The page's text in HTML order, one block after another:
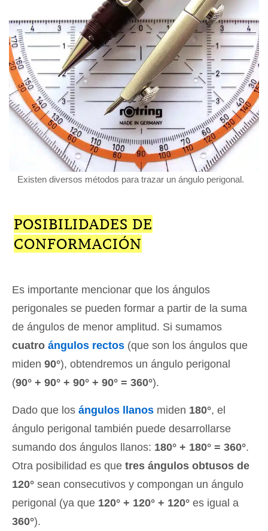
Existen diversos métodos para trazar un ángulo perigonal.
POSIBILIDADES DE
CONFORMACIÓN
Es importante mencionar que los ángulos
perigonales se pueden formar a partir de la suma
de ángulos de menor amplitud. Si sumamos
cuatro ángulos rectos (que son los ángulos que
miden 90°), obtendremos un ángulo perigonal
(90° + 90° + 90° + 90° = 360°).
Dado que los ángulos llanos miden 180°, el
ángulo perigonal también puede desarrollarse
sumando dos ángulos llanos: 180° + 180° = 360°.
Otra posibilidad es que tres ángulos obtusos de
120° sean consecutivos y compongan un ángulo
perigonal (ya que 120° + 120° + 120° es igual a
360°).